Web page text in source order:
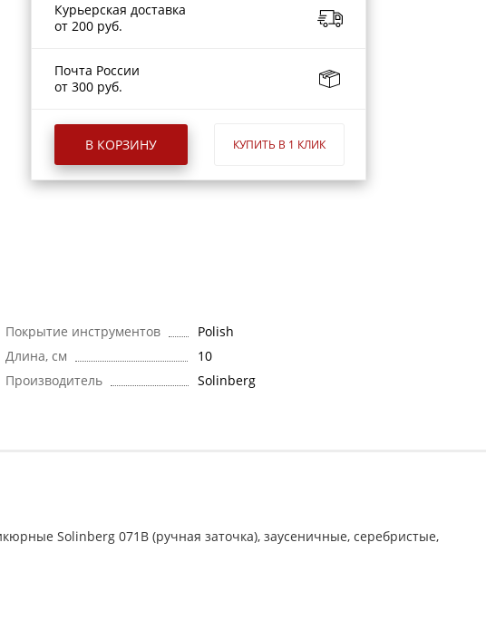
Курьерская доставка
от 200 руб.
Почта России
от 300 руб.
В КОРЗИНУ КУПИТЬ В 1 КЛИК
Покрытие инструментов
Polish
Длина, см
10
Производитель
Solinberg
Solinberg 071B (ручная заточка), заусеничные, серебристые,